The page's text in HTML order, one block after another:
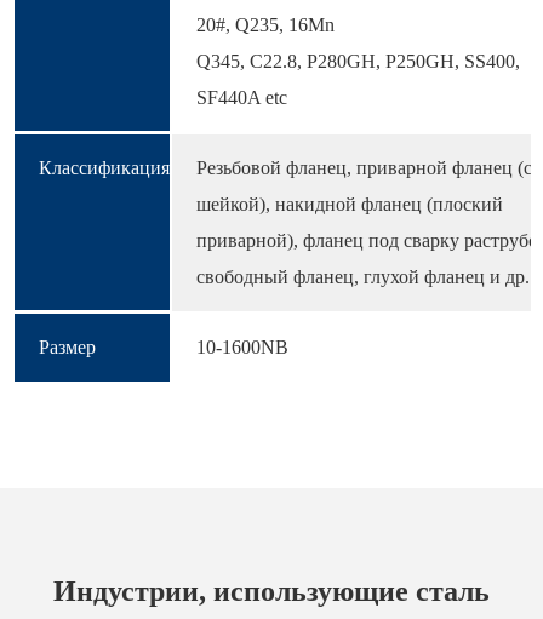
20#, Q235, 16Mn
Q345, C22.8, P280GH, P250GH, SS400,
SF440A etc
Классификация
Резьбовой фланец, приварной фланец (с
шейкой), накидной фланец (плоский
приварной), фланец под сварку
свободный фланец, глухой фланец и др.
Размер 10-1600NB
Индустрии, использующие сталь